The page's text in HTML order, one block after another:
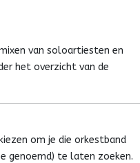
van soloartiesten en
het overzicht van de
om je die orkestband
genoemd) te laten zoeken.